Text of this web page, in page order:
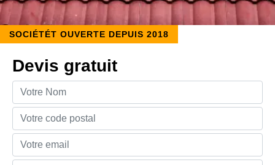
SOCIÉTÉT OUVERTE DEPUIS 2018
Devis gratuit